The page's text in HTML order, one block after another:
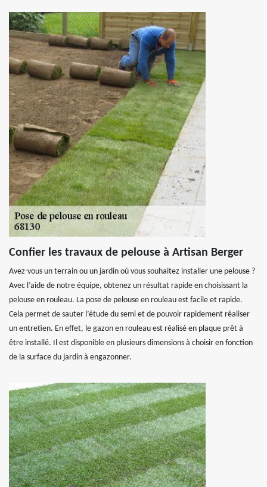
Confier les travaux de pelouse à Artisan Berger
Avez-vous un terrain ou un jardin où vous souhaitez installer une pelouse ?
Avec l’aide de notre équipe, obtenez un résultat rapide en choisissant la
pelouse en rouleau. La pose de pelouse en rouleau est facile et rapide.
Cela permet de sauter l’étude du semi et de pouvoir rapidement réaliser
un entretien. En effet, le gazon en rouleau est réalisé en plaque prêt à
être installé. Il est disponible en plusieurs dimensions à choisir en fonction
de la surface du jardin à engazonner.